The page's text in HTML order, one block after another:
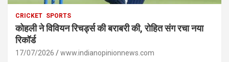
CRICKET SPORTS
कोहली ने विवियन रिचर्ड्स की बराबरी की, रोहित संग रचा नया
रिकॉर्ड
17/07/2026 www.indianopinionnews.com